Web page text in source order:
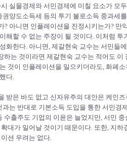
실물경제와 서민경제에 미칠 요소가 모
양도소득세 등의 투기 불로소득 중과세
? 아니면 인플레이션을 진정시키는가? 만
해할 수 없는 주장이 될 것이다. 이처럼
화한다. 아니면, 제갈현숙 교수는 서민들
하는 것이라면 제갈현숙 교수는 적어도
것이 인플레이션을 일으키더라도, 화폐
다.
받은 바도 없고 신자유주의 대안은 케인
과는 반대로 기본소득 도입을 통한 서민경
수출주도 기업의 이윤은 늘었지만, 서민
대가 일어날 것이기 때문이다. 또한, 지
션 우려는 없다.